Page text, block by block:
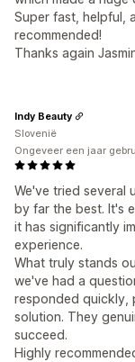
Super fast, helpful,
recommended!
Thanks again
We've tried several
by far the best. It's
it has significantly
experience.
What truly stands
we've had a
responded quickly,
solution. They
succeed.
Highly
Indy Beauty
Slovenië
Ongeveer een jaar